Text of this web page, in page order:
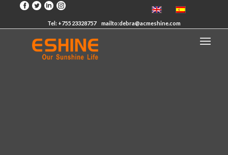
Tel: +755 23328757 mailto:debra@acmeshine.com